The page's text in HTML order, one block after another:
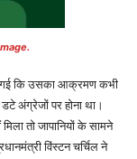
गई कि उसका आक्रमण कभी
अंग्रेजों पर होना था।
तो जापानियों के सामने
विंस्टन चर्चिल ने